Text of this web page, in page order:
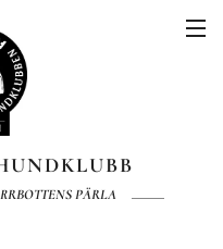
PÄRLA